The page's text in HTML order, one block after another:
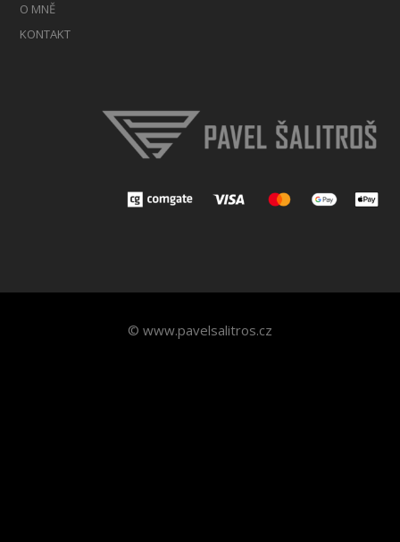
O MNĚ
KONTAKT
© www.pavelsalitros.cz